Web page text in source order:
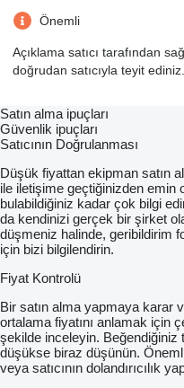
Önemli
Açıklama satıcı tarafından
doğrudan satıcıyla teyit ediniz.
Satın alma ipuçları
Güvenlik ipuçları
Satıcının Doğrulanması
Düşük fiyattan ekipman satın
ile iletişime geçtiğinizden emin
bulabildiğiniz kadar çok bilgi
da kendinizi gerçek bir şirket
düşmeniz halinde, geribildirim
için bizi bilgilendirin.
Fiyat Kontrolü
Bir satın alma yapmaya karar
ortalama fiyatını anlamak için
şekilde inceleyin. Beğendiğiniz
düşükse biraz düşünün.
veya satıcının dolandırıcılık